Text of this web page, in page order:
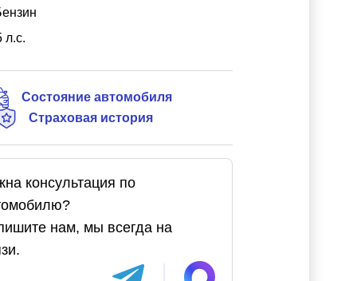
л.с.
Состояние автомобиля
Страховая история
консультация по
нам, мы всегда на